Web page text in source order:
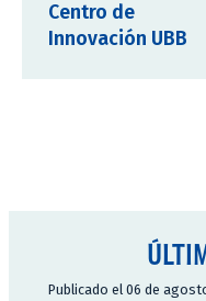
Centro de
Innovación UBB
Publicado el 06 de